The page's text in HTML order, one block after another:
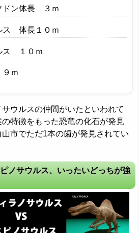
ン体長 ３ｍ
ス 体長１０ｍ
ス １０ｍ
ｍ
ウルスの仲間がいたといわれて
特徴をもった恐竜の化石が発見
市でただ1本の歯が発見されてい
ノサウルス、いったいどっちが強